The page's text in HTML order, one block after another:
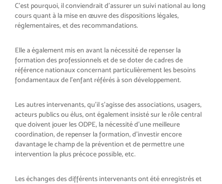
C’est pourquoi, il conviendrait d’assurer un suivi national au long
cours quant à la mise en œuvre des dispositions légales,
réglementaires, et des recommandations.
Elle a également mis en avant la nécessité de repenser la
formation des professionnels et de se doter de cadres de
référence nationaux concernant particulièrement les besoins
fondamentaux de l’enfant référés à son développement.
Les autres intervenants, qu’il s’agisse des associations, usagers,
acteurs publics ou élus, ont également insisté sur le rôle central
que doivent jouer les ODPE, la nécessité d’une meilleure
coordination, de repenser la formation, d’investir encore
davantage le champ de la prévention et de permettre une
intervention la plus précoce possible, etc.
Les échanges des différents intervenants ont été enregistrés et